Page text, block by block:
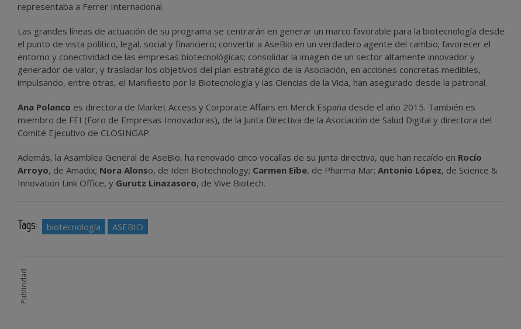
representaba a Ferrer Internacional.
Las grandes líneas de actuación de su programa se centrarán en generar un marco favorable para la biotecnología desde
el punto de vista político, legal, social y financiero; convertir a AseBio en un verdadero agente del cambio; favorecer el
entorno y conectividad de las empresas biotecnológicas; consolidar la imagen de un sector altamente innovador y
generador de valor, y trasladar los objetivos del plan estratégico de la Asociación, en acciones concretas medibles,
impulsando, entre otras, el Manifiesto por la Biotecnología y las Ciencias de la Vida, han asegurado desde la patronal.
Ana Polanco es directora de Market Access y Corporate Affairs en Merck España desde el año 2015. También es
miembro de FEI (Foro de Empresas Innovadoras), de la Junta Directiva de la Asociación de Salud Digital y directora del
Comité Ejecutivo de CLOSINGAP.
Además, la Asamblea General de AseBio, ha renovado cinco vocalías de su junta directiva, que han recaído en Rocío
Arroyo, de Amadix; Nora Alonso, de Iden Biotechnology; Carmen Eibe, de Pharma Mar; Antonio López, de Science &
Innovation Link Office, y Gurutz Linazasoro, de Vive Biotech.
Tags: biotecnología ASEBIO
Publicidad